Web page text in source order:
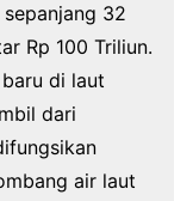
sepanjang 32
Rp 100 Triliun.
di laut
dari
air laut